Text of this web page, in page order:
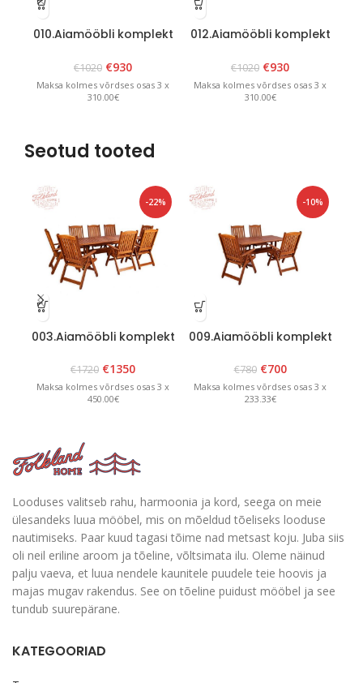
010.Aiamööbli komplekt
€1020 €930
Maksa kolmes võrdses osas 3 x
310.00€
012.Aiamööbli komplekt
€1020 €930
Maksa kolmes võrdses osas 3 x
310.00€
Seotud tooted
-22%
003.Aiamööbli komplekt
€1720 €1350
Maksa kolmes võrdses osas 3 x
450.00€
-10%
009.Aiamööbli komplekt
€780 €700
Maksa kolmes võrdses osas 3 x
233.33€
Looduses valitseb rahu, harmoonia ja kord, seega on meie
ülesandeks luua mööbel, mis on mõeldud tõeliseks looduse
nautimiseks. Paar kuud tagasi tõime nad metsast koju. Juba siis
oli neil eriline aroom ja tõeline, võltsimata ilu. Oleme näinud
palju vaeva, et luua nendele kaunitele puudele teie hoovis ja
majas mugav rakendus. See on tõeline puidust mööbel ja see
tundub suurepärane.
KATEGOORIAD